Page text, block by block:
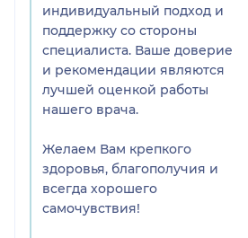
индивидуальный подход и
поддержку со стороны
специалиста. Ваше доверие
и рекомендации являются
лучшей оценкой работы
нашего врача.
Желаем Вам крепкого
здоровья, благополучия и
всегда хорошего
самочувствия!